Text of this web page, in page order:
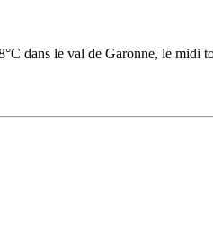
dans le val de Garonne, le